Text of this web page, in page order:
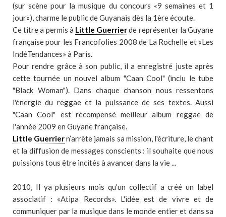
(sur scène pour la musique du concours «9 semaines et 1
jour»), charme le public de Guyanais dès la 1ère écoute.
Ce titre a permis à Little Guerrierde représenter la Guyane
française pour les Francofolies 2008 de La Rochelle et «Les
IndéTendances» à Paris.
Pour rendre grâce à son public, il a enregistré juste après
cette tournée un nouvel album "Caan Cool" (inclu le tube
"Black Woman"). Dans chaque chanson nous ressentons
l'énergie du reggae et la puissance de ses textes. Aussi
"Caan Cool" est récompensé meilleur album reggae de
l'année 2009 en Guyane française.
Little Guerriern’arrête jamais sa mission, l'écriture, le chant
et la diffusion de messages conscients : il souhaite que nous
puissions tous être incités à avancer dans la vie ...
2010, Il ya plusieurs mois qu’un collectif a créé un label
associatif : «Atipa Records». L'idée est de vivre et de
communiquer par la musique dans le monde entier et dans sa